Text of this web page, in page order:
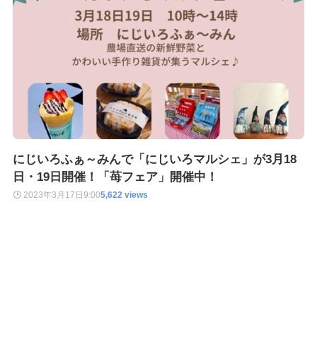
にじいろふぁ～みんで「にじいろマルシェ」が3月18
日・19日開催！「苺フェア」開催中！
2023年3月17日 9:005,622 views